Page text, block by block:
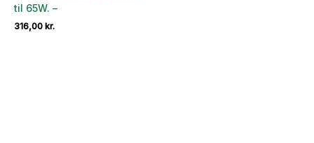
til 65W. –
316,00 kr.